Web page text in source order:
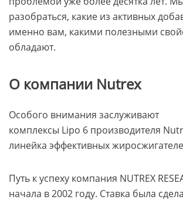
разобраться, какие из активных
именно вам, какими полезными
обладают.
О компании Nutrex
Особого внимания заслуживают
комплексы Lipo 6 производителя
линейка эффективных
Путь к успеху компания NUTREX
начала в 2002 году. Ставка была